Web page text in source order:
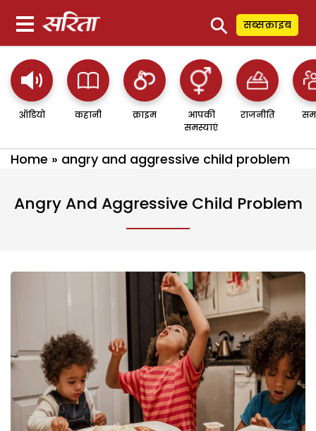
⚲ सब्सक्राइब
ऑडियो कहानी क्राइम
आपकी
समस्याएं
राजनीति
Home » angry and aggressive child problem
Angry And Aggressive Child Problem